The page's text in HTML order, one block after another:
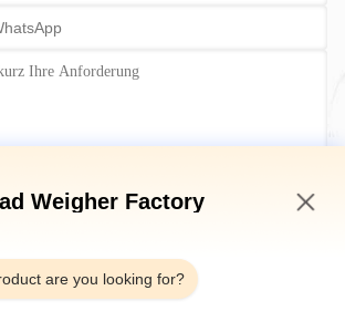
Jetzt einreichen
Weigher Factory
are you looking for?